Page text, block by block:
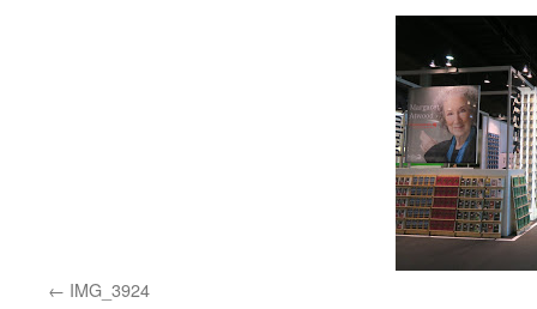
IMG_3924